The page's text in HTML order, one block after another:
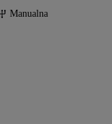
Manualna